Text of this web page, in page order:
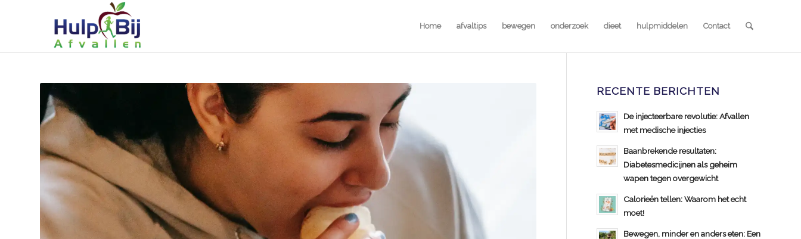
Home afvaltips bewegen onderzoek dieet hulpmiddelen Contact
RECENTE BERICHTEN
De injecteerbare revolutie: Afvallen
met medische injecties
Baanbrekende resultaten:
Diabetesmedicijnen als geheim
wapen tegen overgewicht
Calorieën tellen: Waarom het echt
moet!
Bewegen, minder en anders eten: Een